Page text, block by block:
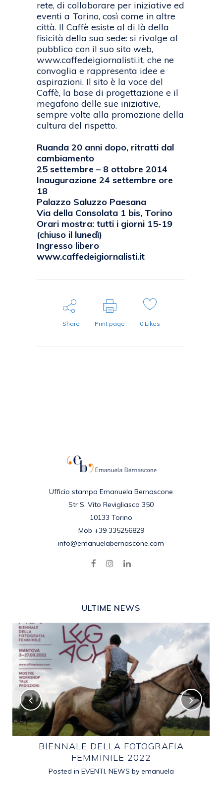
rete, di collaborare per iniziative ed
eventi a Torino, così come in altre
città. Il Caffè esiste al di là della
fisicità della sua sede: si rivolge al
pubblico con il suo sito web,
www.caffedeigiornalisti.it, che ne
convoglia e rappresenta idee e
aspirazioni. Il sito è la voce del
Caffè, la base di progettazione e il
megafono delle sue iniziative,
sempre volte alla promozione della
cultura del rispetto.
Ruanda 20 anni dopo, ritratti dal
cambiamento
25 settembre – 8 ottobre 2014
Inaugurazione 24 settembre ore
18
Palazzo Saluzzo Paesana
Via della Consolata 1 bis, Torino
Orari mostra: tutti i giorni 15-19
(chiuso il lunedì)
Ingresso libero
www.caffedeigiornalisti.it
Share Print page 0Likes
Ufficio stampa Emanuela Bernascone
Str S. Vito Revigliasco 350
10133 Torino
Mob +39 335256829
info@emanuelabernascone.com
ULTIME NEWS
BIENNALE DELLA FOTOGRAFIA
FEMMINILE 2022
Posted in EVENTI, NEWS by emanuela